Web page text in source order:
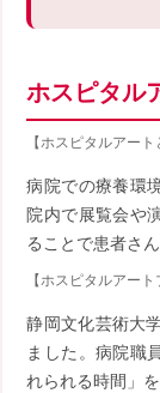
ホスピタル
【ホスピタルアート
病院での療養環
院内で展覧会や
ることで患者さ
【ホスピタルアー
静岡文化芸術大
ました。病院職
れられる時間」